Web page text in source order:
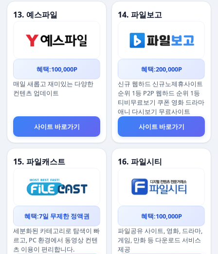
13. 예스파일
혜택:100,000P
매일 새롭고 재미있는 다양한
컨텐츠 업데이트
사이트 바로가기
14. 파일보고
혜택:200,000P
신규 웹하드 신규노제휴사이트
순위 1등 P2P 웹하드 순위 1등
티비무료보기 쿠폰 영화 드라마
애니 다시보기 무료사이트
사이트 바로가기
15. 파일캐스트
혜택:7일 무제한 정액권
세분화된 카테고리로 탐색이 빠
르고, PC 환경에서 동영상 컨텐
츠 이용이 편리합니다.
16. 파일시티
혜택:100,000P
파일공유 사이트, 영화, 드라마,
게임, 만화 등 다운로드 서비스
제공